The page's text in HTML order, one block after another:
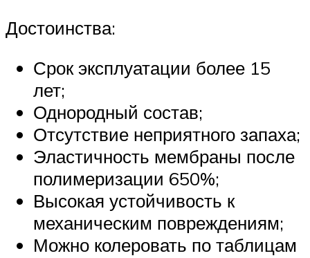
Достоинства:
Срок эксплуатации более 15
лет;
Однородный состав;
Отсутствие неприятного запаха;
Эластичность мембраны после
полимеризации 650%;
Высокая устойчивость к
механическим повреждениям;
Можно колеровать по таблицам